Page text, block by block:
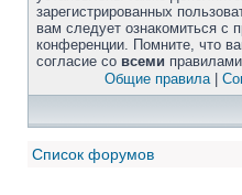
зарегистрированных
вам следует ознакомиться с
конференции. Помните, что
согласие со всеми
Общие правила|
Список форумов